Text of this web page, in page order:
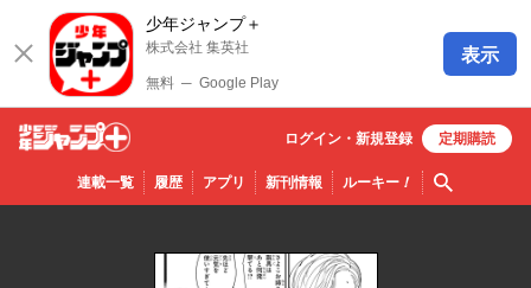
少年ジャンプ＋
株式会社 集英社
無料 ─ Google Play
表示
少年ジ
ャンプ
連載一覧 履歴 アプリ 新刊情報 ルーキー！ 検索
ログイン・ 新規登録 定期購読